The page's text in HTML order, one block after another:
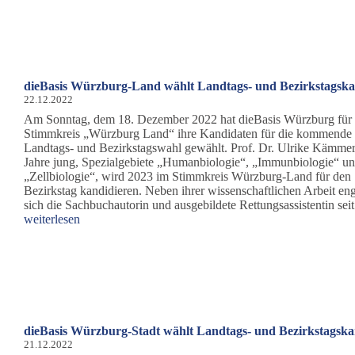
Wissenschaftlerin
im
Prozess
gegen
Amtsrichter
aussagen‘
dieBasis Würzburg-Land wählt Landtags- und
22.12.2022
Am Sonntag, dem 18. Dezember 2022 hat dieBasis Würzburg für
Stimmkreis „Würzburg Land“ ihre Kandidaten für die kommende
Landtags- und Bezirkstagswahl gewählt. Prof. Dr. Ulrike
Jahre jung, Spezialgebiete „Humanbiologie“, „Immunbiologie“
„Zellbiologie“, wird 2023 im Stimmkreis Würzburg-Land für den
Bezirkstag kandidieren. Neben ihrer wissenschaftlichen Arbeit
sich die Sachbuchautorin und ausgebildete Rettungsassistentin
weiterlesen
dieBasis Würzburg-Stadt wählt Landtags- und
21.12.2022